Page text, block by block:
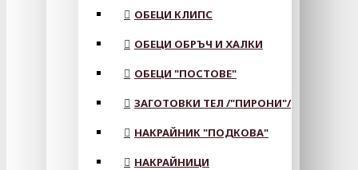
ОБЕЦИ КЛИПС
ОБЕЦИ ОБРЪЧ И ХАЛКИ
ОБЕЦИ "ПОСТОВЕ"
ЗАГОТОВКИ ТЕЛ /"ПИРОНИ"/
НАКРАЙНИК "ПОДКОВА"
НАКРАЙНИЦИ